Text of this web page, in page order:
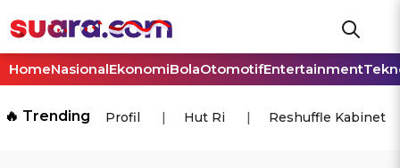
HomeNasionalEkonomiBolaOtomotifEntertainment
🔥 Trending Profil Hut Ri Reshuffle Kabinet